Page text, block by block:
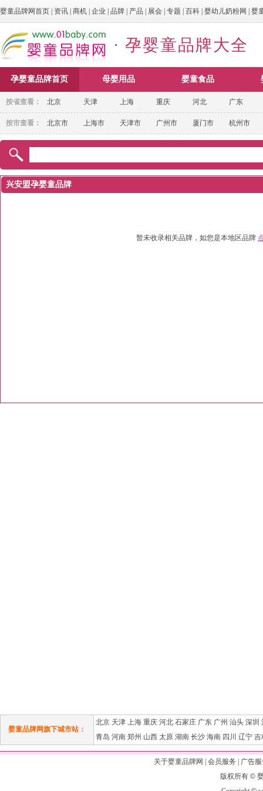
婴童品牌网首页 资讯 商机 企业 品牌 产品 展会 专题 百科 婴幼儿奶粉网 婴
· 孕婴童品牌大全
孕婴童品牌首页 母婴用品 婴童食品
北京 天津 上海 重庆 河北 广东
按省查看：
北京市 上海市 天津市 广州市 厦门市 杭州市
按市查看：
兴安盟孕婴童品牌
暂未收录相关品牌，如您是本地区品牌
婴童品牌网旗下城市站：
北京 天津 上海 重庆 河北 石家庄 广东 广州 汕头 深圳
青岛 河南 郑州 山西 太原 湖南 长沙 海南 四川 辽宁 吉
关于婴童品牌网 会员服务
广告
版权所有 ©